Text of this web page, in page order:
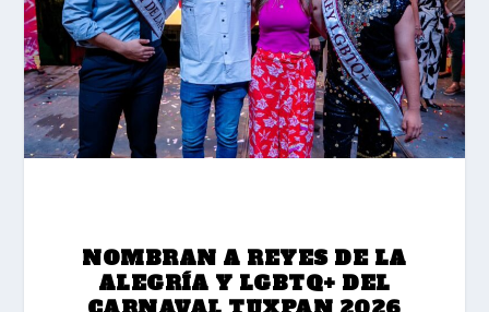
NOMBRAN A REYES DE LA
ALEGRÍA Y LGBTQ+ DEL